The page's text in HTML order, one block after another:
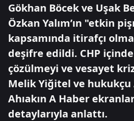
Gökhan Böcek ve Uşak
Özkan Yalım’ın "etkin
kapsamında itirafçı
deşifre edildi. CHP
çözülmeyi ve vesayet
Melik Yiğitel ve hukukçu
Ahıakın A Haber
detaylarıyla anlattı.